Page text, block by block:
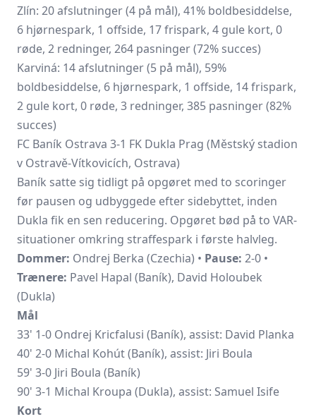
Zlín: 20 afslutninger (4 på mål), 41% boldbesiddelse,
6 hjørnespark, 1 offside, 17 frispark, 4 gule kort, 0
røde, 2 redninger, 264 pasninger (72% succes)
Karviná: 14 afslutninger (5 på mål), 59%
boldbesiddelse, 6 hjørnespark, 1 offside, 14 frispark,
2 gule kort, 0 røde, 3 redninger, 385 pasninger (82%
succes)
FC Baník Ostrava 3-1 FK Dukla Prag (Městský stadion
v Ostravě-Vítkovicích, Ostrava)
Baník satte sig tidligt på opgøret med to scoringer
før pausen og udbyggede efter sidebyttet, inden
Dukla fik en sen reducering. Opgøret bød på to VAR-
situationer omkring straffespark i første halvleg.
Dommer: Ondrej Berka (Czechia) • Pause: 2-0 •
Trænere: Pavel Hapal (Baník), David Holoubek
(Dukla)
Mål
33' 1-0 Ondrej Kricfalusi (Baník), assist: David Planka
40' 2-0 Michal Kohút (Baník), assist: Jiri Boula
59' 3-0 Jiri Boula (Baník)
90' 3-1 Michal Kroupa (Dukla), assist: Samuel Isife
Kort